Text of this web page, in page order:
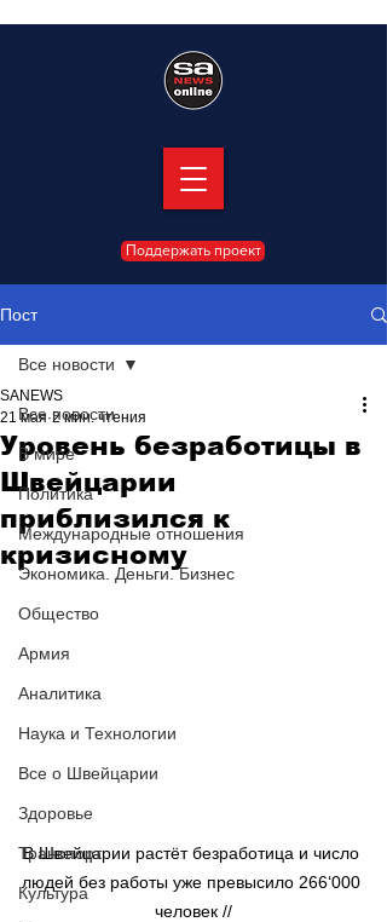
Поддержать проект
Пост
Все новости
В мире
Политика
Международные отношения
Экономика. Деньги. Бизнес
Общество
Армия
Аналитика
Наука и Технологии
Все о Швейцарии
Здоровье
Транспорт
Культура
Все новости
Уровень безработицы в
Швейцарии
приблизился к
кризисному
SANEWS
21 мая 2 мин. чтения
В Швейцарии растёт безработица и число
людей без работы уже превысило 266‘000
человек //